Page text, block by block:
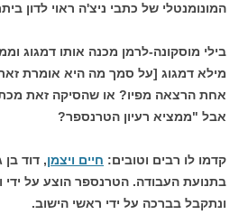
המונומנטלי של כתבי ניצ'ה ראוי לדון
בילי מוסקונה-לרמן מכנה אותו דמגוג
מילא דמגוג [על סמך מה היא אומרת
אחת הרצאה מפיו? או שהסיקה זאת
אבל "ממציא רעיון הטרנספר?
קדמו לו רבים וטובים: חיים ויצמן, דוד בן
בתנועת העבודה. הטרנספר הוצע על ידי
ונתקבל בברכה על ידי ראשי הישוב.